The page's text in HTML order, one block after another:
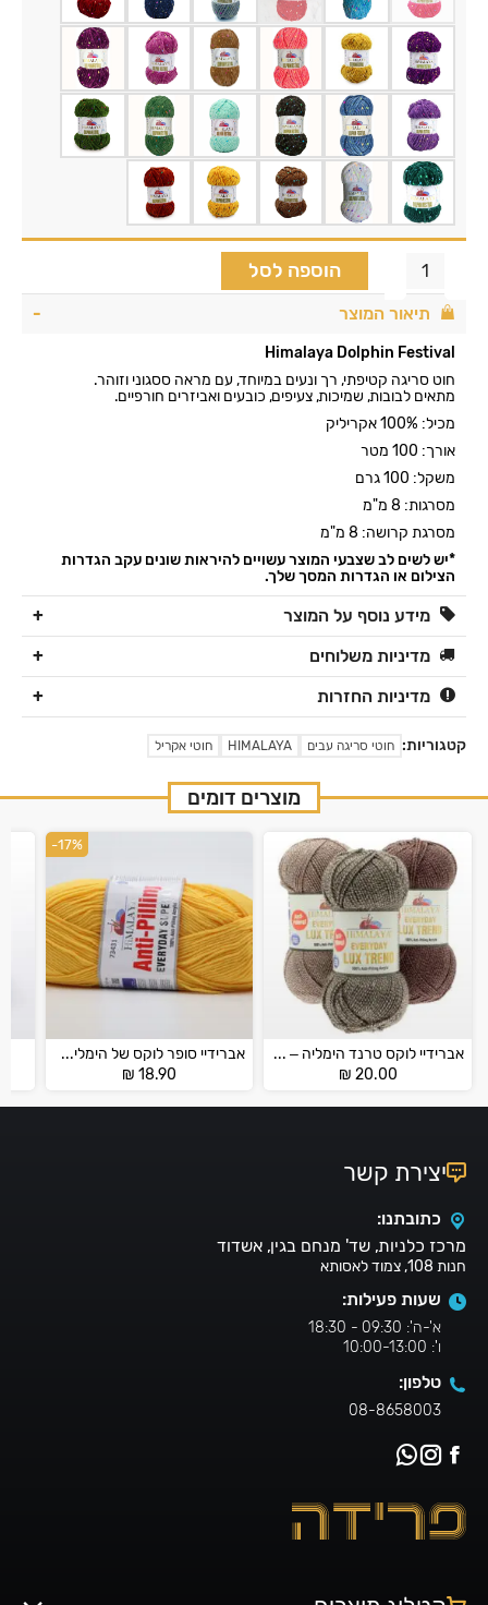
הוספה לסל
תיאור המוצר
Himalaya Dolphin Festival
חוט סריגה קטיפתי, רך ונעים במיוחד, עם מראה ססגוני וזוהר.
מתאים לבובות, שמיכות, צעיפים, כובעים ואביזרים חורפיים.
מכיל: 100% אקריליק
אורך: 100 מטר
משקל: 100 גרם
מסרגות: 8 מ"מ
מסרגת קרושה: 8 מ"מ
*יש לשים לב שצבעי המוצר עשויים להיראות שונים עקב הגדרות
הצילום או הגדרות המסך שלך.
מידע נוסף על המוצר
מדיניות משלוחים
מדיניות החזרות
קטגוריות: חוטי סריגה עבים HIMALAYA חוטי אקריל
מוצרים דומים
אברידיי לוקס טרנד הימליה – EVERYDAY LUX TREND
₪ 20.00
-17%
אברידיי סופר לוקס של הימליה – HIMALAYA EVERYDAY SUPER LUX
₪ 18.90
יצירת קשר
כתובתנו:
מרכז כלניות, שד' מנחם בגין, אשדוד
חנות 108, צמוד לאסותא
שעות פעילות:
א'-ה': 09:30 - 18:30
ו': 10:00-13:00
טלפון:
08-8658003